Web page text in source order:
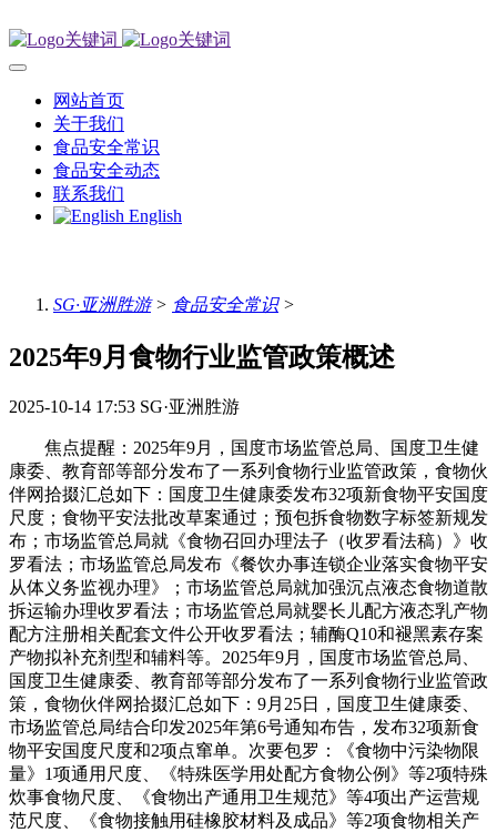
网站首页
关于我们
食品安全常识
食品安全动态
联系我们
English
SG·亚洲胜游> 食品安全常识>
2025年9月食物行业监管政策概述
2025-10-14 17:53 SG·亚洲胜游
焦点提醒：2025年9月，国度市场监管总局、国度卫生健
康委、教育部等部分发布了一系列食物行业监管政策，食物伙
伴网拾掇汇总如下：国度卫生健康委发布32项新食物平安国度
尺度；食物平安法批改草案通过；预包拆食物数字标签新规发
布；市场监管总局就《食物召回办理法子（收罗看法稿）》收
罗看法；市场监管总局发布《餐饮办事连锁企业落实食物平安
从体义务监视办理》；市场监管总局就加强沉点液态食物道散
拆运输办理收罗看法；市场监管总局就婴长儿配方液态乳产物
配方注册相关配套文件公开收罗看法；辅酶Q10和褪黑素存案
产物拟补充剂型和辅料等。2025年9月，国度市场监管总局、
国度卫生健康委、教育部等部分发布了一系列食物行业监管政
策，食物伙伴网拾掇汇总如下：9月25日，国度卫生健康委、
市场监管总局结合印发2025年第6号通知布告，发布32项新食
物平安国度尺度和2项点窜单。次要包罗：《食物中污染物限
量》1项通用尺度、《特殊医学用处配方食物公例》等2项特殊
炊事食物尺度、《食物出产通用卫生规范》等4项出产运营规
范尺度、《食物接触用硅橡胶材料及成品》等2项食物相关产